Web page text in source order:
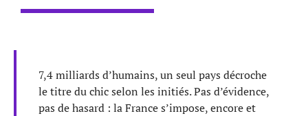
7,4 milliards d’humains, un seul pays décroche
le titre du chic selon les initiés. Pas d’évidence,
pas de hasard : la France s’impose, encore et